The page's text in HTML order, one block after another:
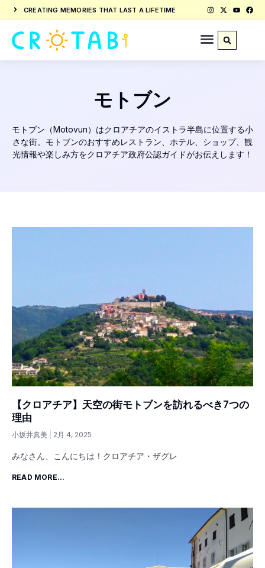
CREATING MEMORIES THAT LAST A LIFETIME
モトブン
モトブン（Motovun）はクロアチアのイストラ半島に位置する小
さな街。モトブンのおすすめレストラン、ホテル、ショップ、観
光情報や楽しみ方をクロアチア政府公認ガイドがお伝えします！
【クロアチア】天空の街モトブンを訪れるべき7つの
理由
小坂井真美 2月 4, 2025
みなさん、こんにちは！クロアチア・ザグレ
READ MORE...